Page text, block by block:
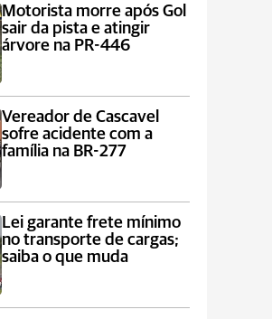
Motorista morre após Gol
sair da pista e atingir
árvore na PR-446
Vereador de Cascavel
sofre acidente com a
família na BR-277
Lei garante frete mínimo
no transporte de cargas;
saiba o que muda